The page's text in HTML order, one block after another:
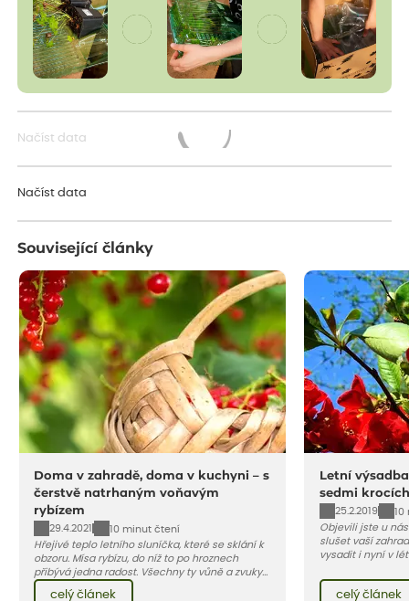
Načíst data
Načíst data
Související články
Doma v zahradě, doma v kuchyni – s
čerstvě natrhaným voňavým
rybízem
29.4.2021
10 minut čtení
Hřejivé teplo letního sluníčka, které se sklání k
obzoru. Mísa rybízu, do níž to po hroznech
přibývá jedna radost. Všechny ty vůně a zvuky
celý článek
Letní
sedmi krocích
25.2.2019
10
Objevili jste u
slušet vaší
vysadit i nyní v
celý rok – nyní
vody než na jaře
celý článek